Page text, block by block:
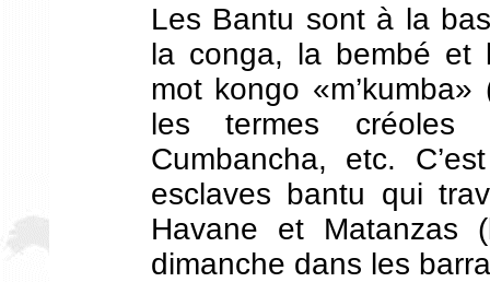
Les Bantu sont à la
la conga, la bembé et
mot kongo
les termes créoles
Cumbancha, etc.
esclaves bantu qui
Havane et Matanzas
dimanche dans les